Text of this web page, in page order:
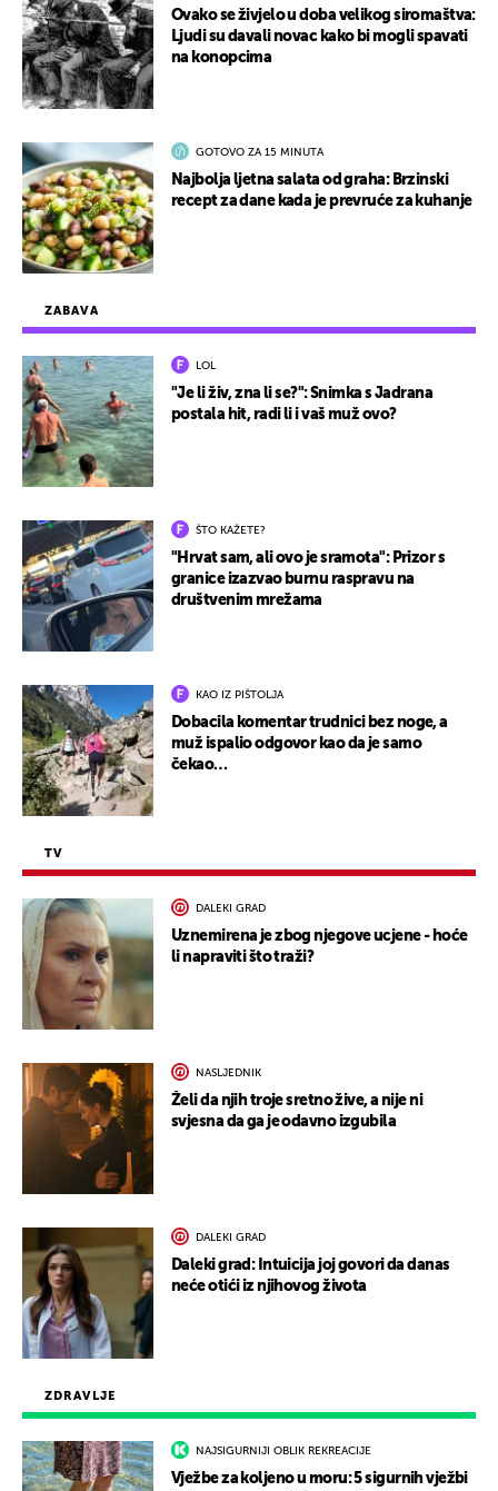
ZDRAVLJE
NAJSIGURNIJI OBLIK REKREACIJE
Vježbe za koljeno u moru: 5 sigurnih vježbi
ZABAVA
LOL
"Je li živ, zna li se?": Snimka s Jadrana
postala hit, radi li i vaš muž ovo?
ŠTO KAŽETE?
"Hrvat sam, ali ovo je sramota": Prizor s
granice izazvao burnu raspravu na
društvenim mrežama
KAO IZ PIŠTOLJA
Dobacila komentar trudnici bez noge, a
muž ispalio odgovor kao da je samo
čekao…
TV
DALEKI GRAD
Uznemirena je zbog njegove ucjene - hoće
li napraviti što traži?
NASLJEDNIK
Želi da njih troje sretno žive, a nije ni
svjesna da ga je odavno izgubila
DALEKI GRAD
Daleki grad: Intuicija joj govori da danas
neće otići iz njihovog života
Ovako se živjelo u doba velikog siromaštva:
Ljudi su davali novac kako bi mogli spavati
na konopcima
GOTOVO ZA 15 MINUTA
Najbolja ljetna salata od graha: Brzinski
recept za dane kada je prevruće za kuhanje